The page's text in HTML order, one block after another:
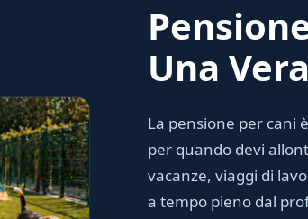
Una Vera
La pensione per cani
per quando devi
vacanze, viaggi di
a tempo pieno dal